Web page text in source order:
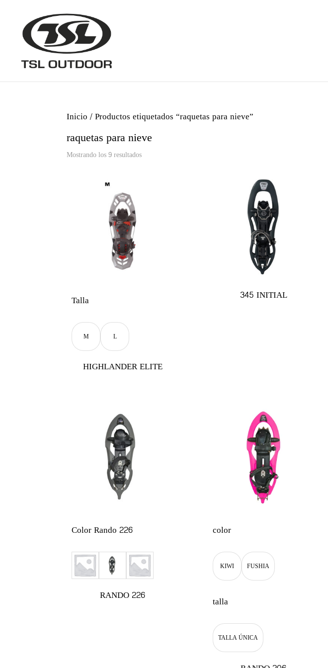
Inicio/ Productos etiquetados “raquetas para nieve”
raquetas para nieve
Mostrando los 9 resultadosOrdenado
Talla
M L
HIGHLANDER ELITE
345 INITIAL
Color Rando 226
RANDO 226
color
KIWI FUSHIA
talla
TALLA ÚNICA